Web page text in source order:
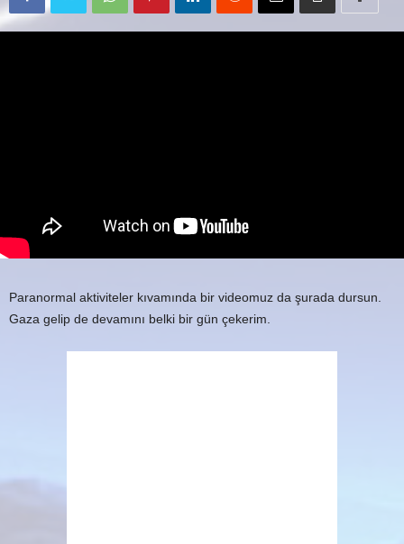
Paranormal aktiviteler kıvamında bir videomuz da şurada dursun.
Gaza gelip de devamını belki bir gün çekerim.